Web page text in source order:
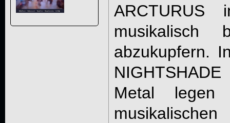
ARCTURUS
musikalisch
abzukupfern.
Metal legen